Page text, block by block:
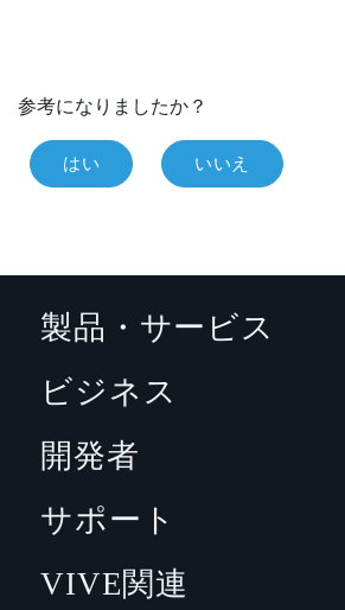
参考になりましたか？
はい いいえ
製品・サービス
ビジネス
開発者
サポート
VIVE関連